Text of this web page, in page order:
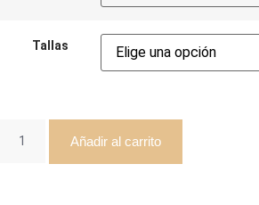
Tallas
Añadir al carrito